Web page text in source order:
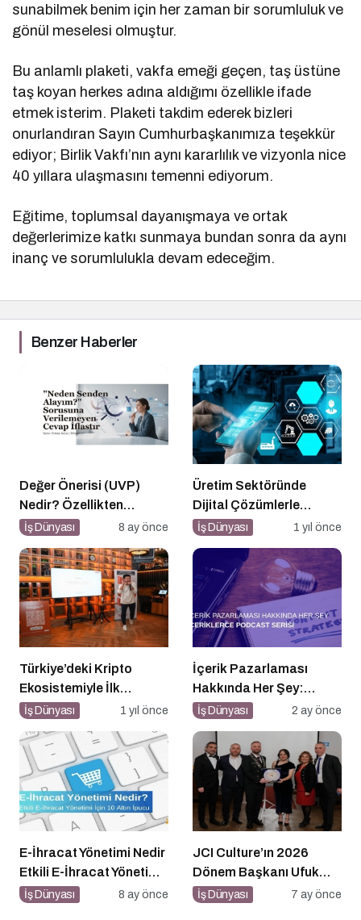
sunabilmek benim için her zaman bir sorumluluk ve
gönül meselesi olmuştur.
Bu anlamlı plaketi, vakfa emeği geçen, taş üstüne
taş koyan herkes adına aldığımı özellikle ifade
etmek isterim. Plaketi takdim ederek bizleri
onurlandıran Sayın Cumhurbaşkanımıza teşekkür
ediyor; Birlik Vakfı’nın aynı kararlılık ve vizyonla nice
40 yıllara ulaşmasını temenni ediyorum.
Eğitime, toplumsal dayanışmaya ve ortak
değerlerimize katkı sunmaya bundan sonra da aynı
inanç ve sorumlulukla devam edeceğim.
Benzer Haberler
Değer Önerisi (UVP)
Nedir? Özellikten
Faydaya Geçiş
İş Dünyası 8 ay önce
Üretim Sektöründe
Dijital Çözümlerle
Rekabet Avantajı
İş Dünyası 1 yıl önce
Türkiye’deki Kripto
Ekosistemiyle İlk
Buluşma
İş Dünyası 1 yıl önce
İçerik Pazarlaması
Hakkında Her Şey:
İçeriklerce Podcast
İş Dünyası 2 ay önce
E-İhracat Yönetimi Nedir
Etkili E-İhracat Yönetimi
için 10 Altın İpucu
İş Dünyası 8 ay önce
JCI Culture’ın 2026
Dönem Başkanı Ufuk
Can Ay Oldu
İş Dünyası 7 ay önce